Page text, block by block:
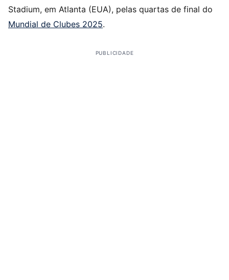
Stadium, em Atlanta (EUA), pelas quartas de final do
Mundial de Clubes 2025.
PUBLICIDADE